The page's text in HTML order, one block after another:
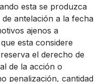
esta se produzca
antelación a la fecha
ajenos a
esta considere
el derecho de
de la acción o
penalización, cantidad